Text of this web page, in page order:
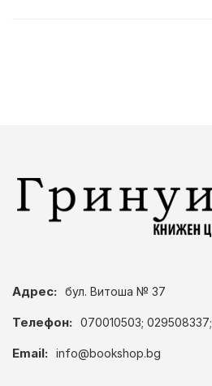
Адрес: бул. Витоша № 37
Телефон: 070010503; 029508337;
Email: info@bookshop.bg